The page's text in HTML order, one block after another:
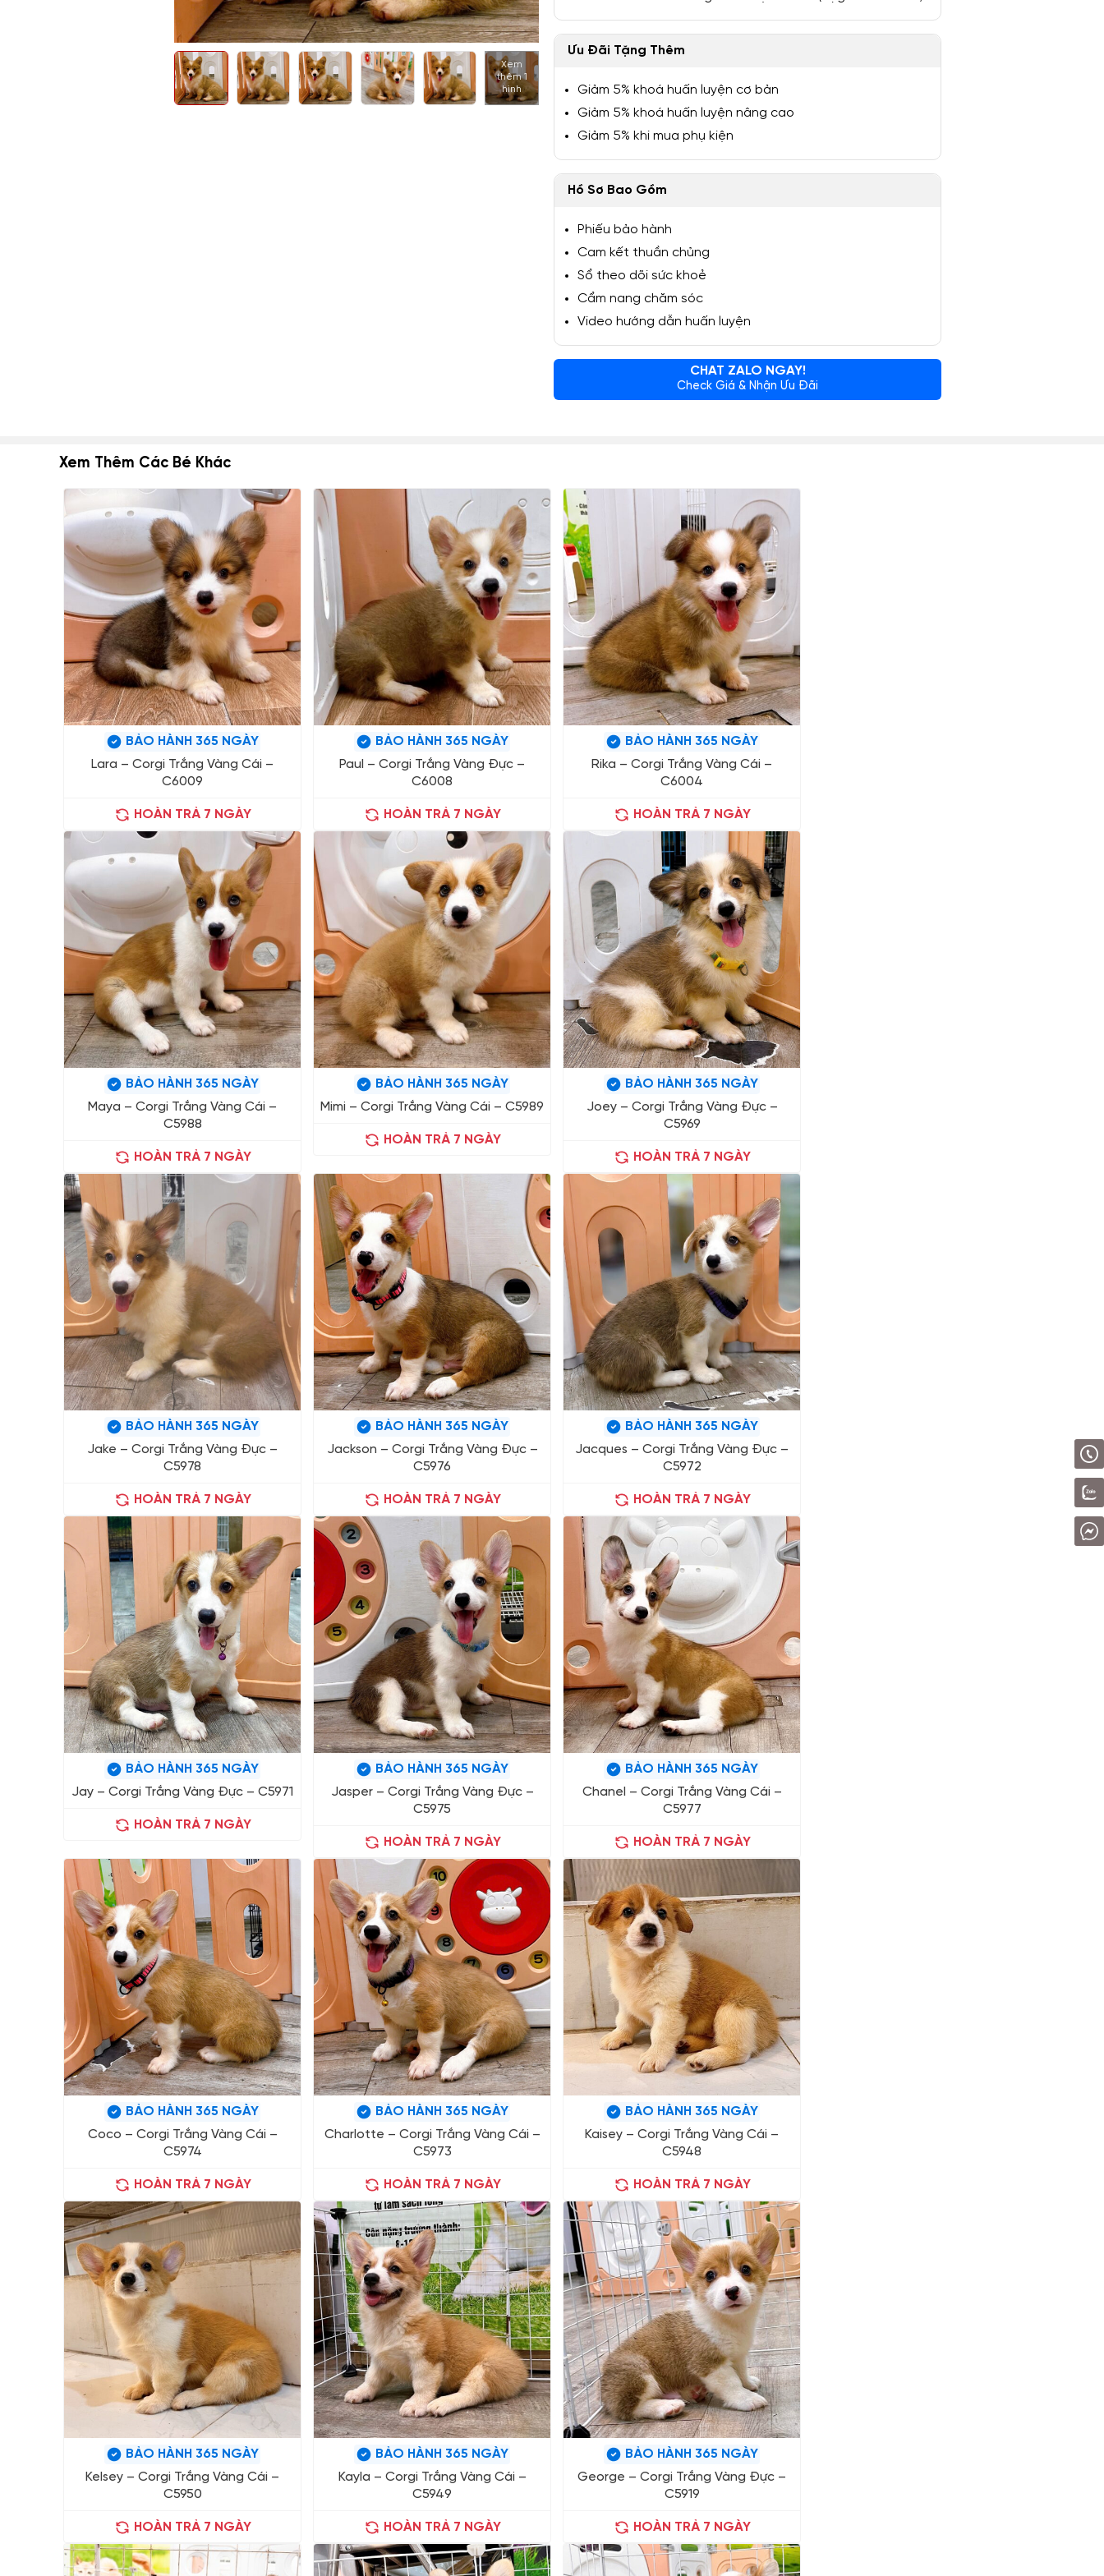
1/6
Xem
thêm 1
hình
Ưu Đãi Tặng Thêm
Giảm 5% khoá huấn luyện cơ bản
Giảm 5% khoá huấn luyện nâng cao
Giảm 5% khi mua phụ kiện
Hồ Sơ Bao Gồm
Phiếu bảo hành
Cam kết thuần chủng
Sổ theo dõi sức khoẻ
Cẩm nang chăm sóc
Video hướng dẫn huấn luyện
CHAT ZALO NGAY!
Check Giá & Nhận Ưu Đãi
Xem Thêm Các Bé Khác
BẢO HÀNH 365 NGÀY
Lara – Corgi Trắng Vàng Cái –
C6009
HOÀN TRẢ 7 NGÀY
BẢO HÀNH 365 NGÀY
Paul – Corgi Trắng Vàng Đực –
C6008
HOÀN TRẢ 7 NGÀY
BẢO HÀNH 365 NGÀY
Rika – Corgi Trắng Vàng Cái –
C6004
HOÀN TRẢ 7 NGÀY
BẢO HÀNH 365 NGÀY
Maya – Corgi Trắng Vàng Cái –
C5988
HOÀN TRẢ 7 NGÀY
BẢO HÀNH 365 NGÀY
Mimi – Corgi Trắng Vàng Cái – C5989
HOÀN TRẢ 7 NGÀY
BẢO HÀNH 365 NGÀY
Joey – Corgi Trắng Vàng Đực –
C5969
HOÀN TRẢ 7 NGÀY
BẢO HÀNH 365 NGÀY
Jake – Corgi Trắng Vàng Đực –
C5978
HOÀN TRẢ 7 NGÀY
BẢO HÀNH 365 NGÀY
Jackson – Corgi Trắng Vàng Đực –
C5976
HOÀN TRẢ 7 NGÀY
BẢO HÀNH 365 NGÀY
Jacques – Corgi Trắng Vàng Đực –
C5972
HOÀN TRẢ 7 NGÀY
BẢO HÀNH 365 NGÀY
Jay – Corgi Trắng Vàng Đực – C5971
HOÀN TRẢ 7 NGÀY
BẢO HÀNH 365 NGÀY
Jasper – Corgi Trắng Vàng Đực –
C5975
HOÀN TRẢ 7 NGÀY
BẢO HÀNH 365 NGÀY
Chanel – Corgi Trắng Vàng Cái –
C5977
HOÀN TRẢ 7 NGÀY
BẢO HÀNH 365 NGÀY
Coco – Corgi Trắng Vàng Cái –
C5974
HOÀN TRẢ 7 NGÀY
BẢO HÀNH 365 NGÀY
Charlotte – Corgi Trắng Vàng Cái –
C5973
HOÀN TRẢ 7 NGÀY
BẢO HÀNH 365 NGÀY
Kaisey – Corgi Trắng Vàng Cái –
C5948
HOÀN TRẢ 7 NGÀY
BẢO HÀNH 365 NGÀY
Kelsey – Corgi Trắng Vàng Cái –
C5950
HOÀN TRẢ 7 NGÀY
BẢO HÀNH 365 NGÀY
Kayla – Corgi Trắng Vàng Cái –
C5949
HOÀN TRẢ 7 NGÀY
BẢO HÀNH 365 NGÀY
George – Corgi Trắng Vàng Đực –
C5919
HOÀN TRẢ 7 NGÀY